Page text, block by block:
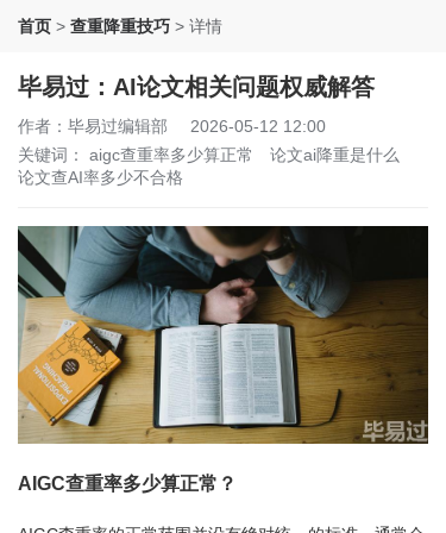
首页 > 查重降重技巧 > 详情
毕易过：AI论文相关问题权威解答
作者：毕易过编辑部
2026-05-12 12:00
关键词： aigc查重率多少算正常
论文ai降重是什么
论文查AI率多少不合格
AIGC查重率多少算正常？